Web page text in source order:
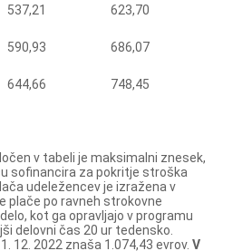
537,21 623,70
590,93 686,07
644,66 748,45
v tabeli je maksimalni znesek,
sofinancira za pokritje stroška
udeležencev je izražena v
plače po ravneh strokovne
kot ga opravljajo v programu
delovni čas 20 ur tedensko.
12. 2022 znaša 1.074,43 evrov. V